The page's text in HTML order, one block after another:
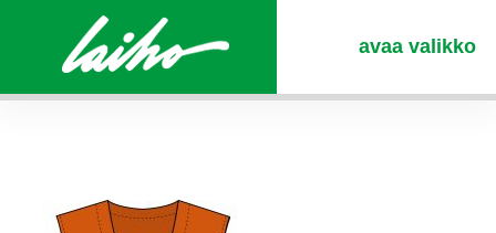
avaa valikko